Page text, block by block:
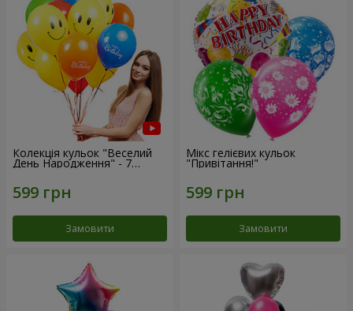
Колекція кульок "Веселий
День Народження" - 7
кульок
Замовити
Мікс гелієвих кульок
"Привітання!"
Замовити